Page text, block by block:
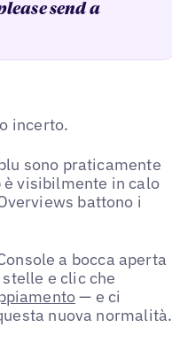
send a
incerto.
sono praticamente
visibilmente in calo
battono i
a bocca aperta
e clic che
— e ci
nuova normalità.